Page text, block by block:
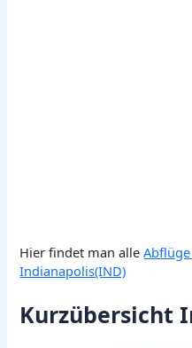
Hier findet man alle
Indianapolis(IND)
Kurzübersicht